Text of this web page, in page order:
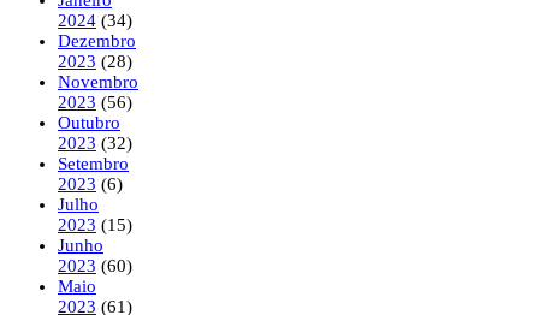
2024 (34)
Dezembro
2023 (28)
Novembro
2023 (56)
Outubro
2023 (32)
Setembro
2023 (6)
Julho
2023 (15)
Junho
2023 (60)
Maio
2023 (61)